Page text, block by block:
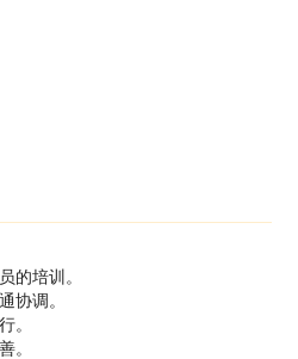
的培训。
协调。
。
。